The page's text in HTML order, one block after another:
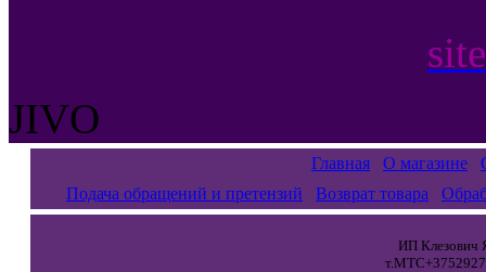
JIVO
Главная О магазине
Подача обращений и претензий
Возврат товара
ИП Клезович